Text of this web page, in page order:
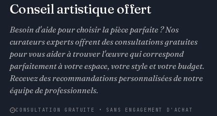
Conseil artistique offert
Besoin d'aide pour choisir la pièce parfaite ? Nos
curateurs experts offrent des consultations gratuites
pour vous aider à trouver l'œuvre qui correspond
parfaitement à votre espace, votre style et votre budget.
Recevez des recommandations personnalisées de notre
équipe de professionnels.
CONSULTATION GRATUITE • SANS ENGAGEMENT D'ACHAT